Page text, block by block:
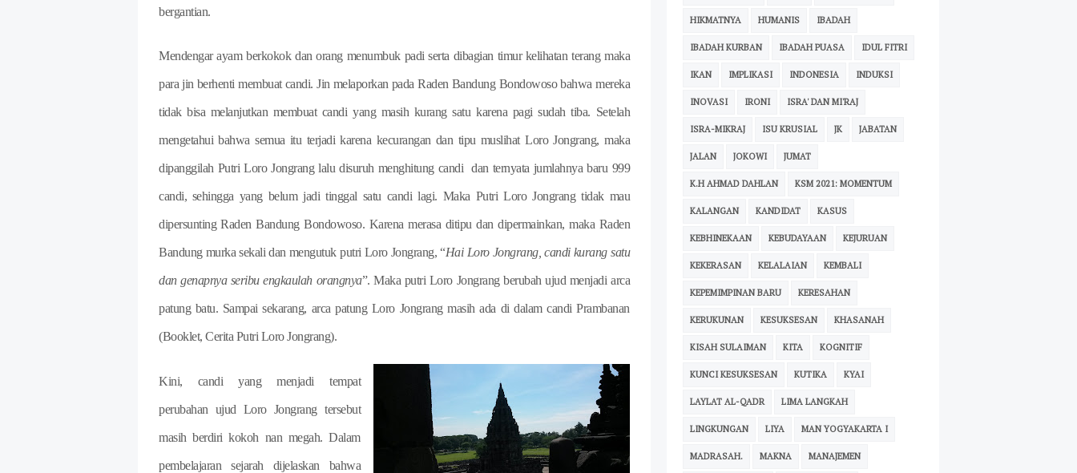
bergantian.
Mendengar ayam berkokok dan orang menumbuk padi serta dibagian timur kelihatan terang maka
para jin berhenti membuat candi. Jin melaporkan pada Raden Bandung Bondowoso bahwa mereka
tidak bisa melanjutkan membuat candi yang masih kurang satu karena pagi sudah tiba. Setelah
mengetahui bahwa semua itu terjadi karena kecurangan dan tipu muslihat Loro Jongrang, maka
dipanggilah Putri Loro Jongrang lalu disuruh menghitung candi dan ternyata jumlahnya baru 999
candi, sehingga yang belum jadi tinggal satu candi lagi. Maka Putri Loro Jongrang tidak mau
dipersunting Raden Bandung Bondowoso. Karena merasa ditipu dan dipermainkan, maka Raden
Bandung murka sekali dan mengutuk putri Loro Jongrang, “Hai Loro Jongrang, candi kurang satu
dan genapnya seribu engkaulah orangnya”. Maka putri Loro Jongrang berubah ujud menjadi arca
patung batu. Sampai sekarang, arca patung Loro Jongrang masih ada di dalam candi Prambanan
(Booklet, Cerita Putri Loro Jongrang).
Kini, candi yang menjadi tempat
perubahan ujud Loro Jongrang tersebut
masih berdiri kokoh nan megah. Dalam
pembelajaran sejarah dijelaskan bahwa
HIKMATNYA HUMANIS IBADAH
IBADAH KURBAN IBADAH PUASA IDUL FITRI
IKAN IMPLIKASI INDONESIA INDUKSI
INOVASI IRONI ISRA' DAN MI'RAJ
ISRA-MIKRAJ ISU KRUSIAL JK JABATAN
JALAN JOKOWI JUMAT
K.H AHMAD DAHLAN KSM 2021: MOMENTUM
KALANGAN KANDIDAT KASUS
KEBHINEKAAN KEBUDAYAAN KEJURUAN
KEKERASAN KELALAIAN KEMBALI
KEPEMIMPINAN BARU KERESAHAN
KERUKUNAN KESUKSESAN KHASANAH
KISAH SULAIMAN KITA KOGNITIF
KUNCI KESUKSESAN KUTIKA KYAI
LAYLAT AL-QADR LIMA LANGKAH
LINGKUNGAN LIYA MAN YOGYAKARTA I
MADRASAH. MAKNA MANAJEMEN